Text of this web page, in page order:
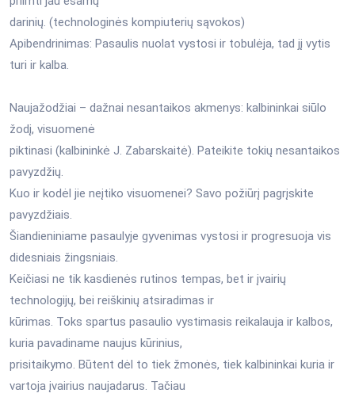
darinių. (technologinės kompiuterių sąvokos)
Apibendrinimas: Pasaulis nuolat vystosi ir tobulėja, tad jį vytis
turi ir kalba.
Naujažodžiai – dažnai nesantaikos akmenys: kalbininkai siūlo
žodį, visuomenė
piktinasi (kalbininkė J. Zabarskaitė). Pateikite tokių nesantaikos
pavyzdžių.
Kuo ir kodėl jie neįtiko visuomenei? Savo požiūrį pagrįskite
pavyzdžiais.
Šiandieniniame pasaulyje gyvenimas vystosi ir progresuoja vis
didesniais žingsniais.
Keičiasi ne tik kasdienės rutinos tempas, bet ir įvairių
technologijų, bei reiškinių atsiradimas ir
kūrimas. Toks spartus pasaulio vystimasis reikalauja ir kalbos,
kuria pavadiname naujus kūrinius,
prisitaikymo. Būtent dėl to tiek žmonės, tiek kalbininkai kuria ir
vartoja įvairius naujadarus. Tačiau